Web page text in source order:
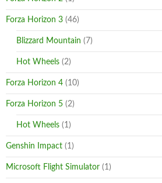
Forza Horizon 3 (46)
Blizzard Mountain (7)
Hot Wheels (2)
Forza Horizon 4 (10)
Forza Horizon 5 (2)
Hot Wheels (1)
Genshin Impact (1)
Microsoft Flight Simulator (1)